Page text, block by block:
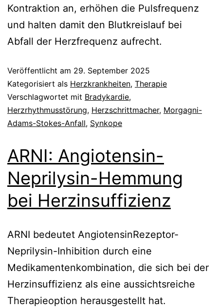
Kontraktion an, erhöhen die Pulsfrequenz
und halten damit den Blutkreislauf bei
Abfall der Herzfrequenz aufrecht.
Veröffentlicht am 29. September 2025
Kategorisiert als Herzkrankheiten, Therapie
Verschlagwortet mit Bradykardie,
Herzrhythmusstörung, Herzschrittmacher, Morgagni-
Adams-Stokes-Anfall, Synkope
ARNI: Angiotensin-
Neprilysin-Hemmung
bei Herzinsuffizienz
ARNI bedeutet AngiotensinRezeptor-
Neprilysin-Inhibition durch eine
Medikamentenkombination, die sich bei der
Herzinsuffizienz als eine aussichtsreiche
Therapieoption herausgestellt hat.